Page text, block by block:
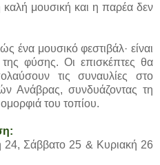
καλή μουσική και η παρέα δεν
ένα μουσικό φεστιβάλ· είναι
φύσης. Οι επισκέπτες θα
τις συναυλίες στο
Ανάβρας, συνδυάζοντας τη
του τοπίου.
24, Σάββατο 25 & Κυριακή 26